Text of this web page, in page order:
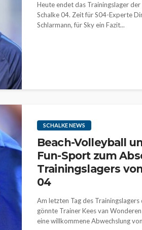
Heute endet das Trainingslager
Schalke 04. Zeit für S04-Experte
Schlarmann, für Sky ein Fazit...
SCHALKE NEWS
Beach-Volleyball
Fun-Sport zum
Trainingslagers
04
Am letzten Tag des Trainingslagers
gönnte Trainer Kees van
eine willkommene Abwechslung